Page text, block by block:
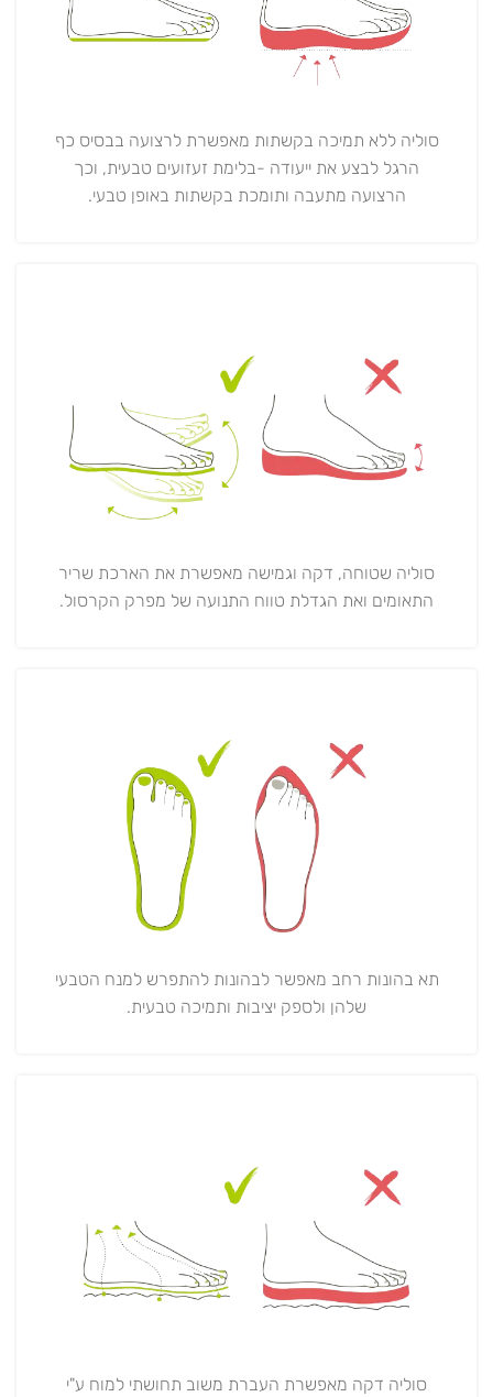
סוליה ללא תמיכה בקשתות מאפשרת לרצועה בבסיס כף
הרגל לבצע את ייעודה -בלימת זעזועים טבעית, וכך
הרצועה מתעבה ותומכת בקשתות באופן טבעי.
סוליה שטוחה, דקה וגמישה מאפשרת את הארכת שריר
התאומים ואת הגדלת טווח התנועה של מפרק הקרסול.
תא בהונות רחב מאפשר לבהונות להתפרש למנח הטבעי
שלהן ולספק יציבות ותמיכה טבעית.
סוליה דקה מאפשרת העברת משוב תחושתי למוח ע"י